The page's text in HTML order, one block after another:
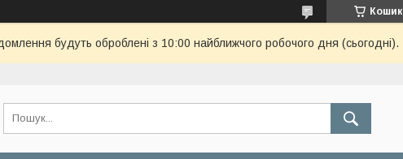
Кошик
будуть оброблені з 10:00 найближчого робочого дня (сьогодні).